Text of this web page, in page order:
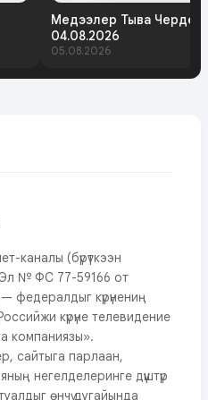
Медээлер Тыва Черде
04.08.2026
05.08.2026
каналы (бүрүткээн
№ ФС 77-59166 от
федералдыг күрүнениң
Российжи күрүне телевидение
компаниязы».
сайтыга парлаан,
негелделеринге дүүштүр
өнчү дугайында